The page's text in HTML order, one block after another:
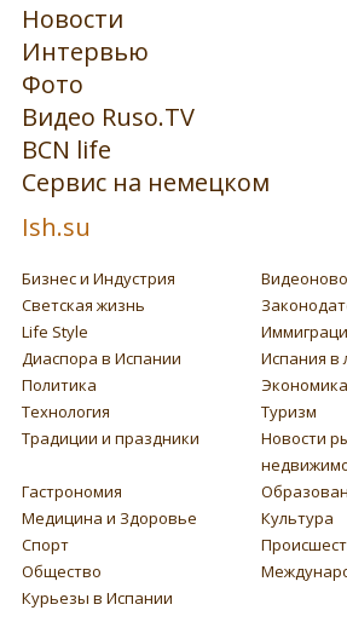
Новости
Интервью
Фото
Видео Ruso.TV
BCN life
Сервис на немецком
Ish.su
Бизнес и Индустрия
Светская жизнь
Life Style
Диаспора в Испании
Испания в
Политика
Экономика
Технология
Туризм
Традиции и праздники
Новости
Гастрономия
Медицина и Здоровье
Культура
Спорт
Общество
Курьезы в Испании